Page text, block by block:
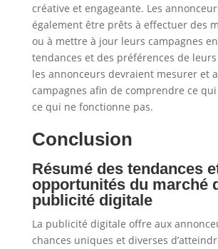
créative et engageante. Les
également être prêts à effectuer des
ou à mettre à jour leurs campagnes
tendances et des préférences de
les annonceurs devraient mesurer et
campagnes afin de comprendre ce
ce qui ne fonctionne pas.
Conclusion
Résumé des tendances
opportunités du marché
publicité digitale
La publicité digitale offre aux
chances uniques et diverses